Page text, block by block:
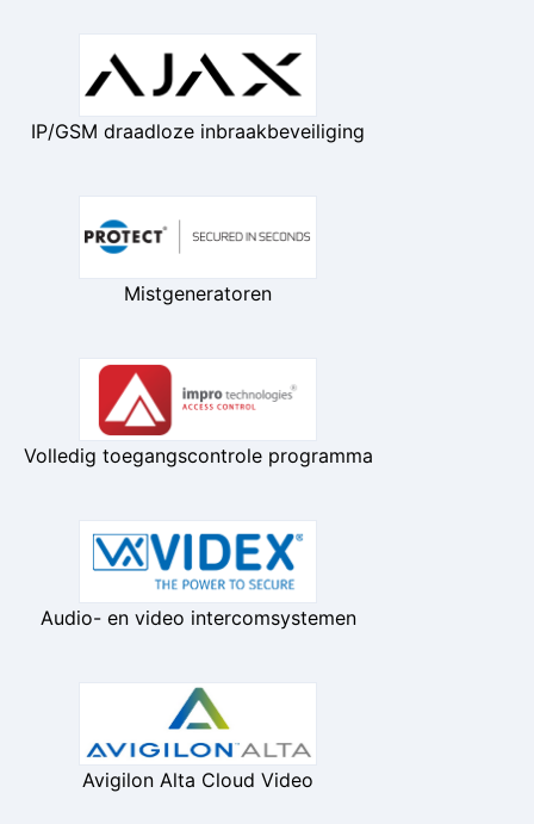
IP/GSM draadloze inbraakbeveiliging
Mistgeneratoren
Volledig toegangscontrole programma
Audio- en video intercomsystemen
Avigilon Alta Cloud Video